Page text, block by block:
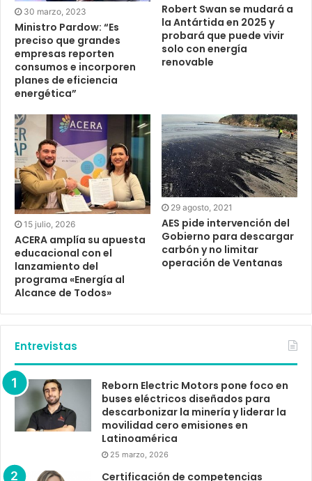
30 marzo, 2023
Ministro Pardow: “Es
preciso que grandes
empresas reporten
consumos e incorporen
planes de eficiencia
energética”
Robert Swan se mudará a
la Antártida en 2025 y
probará que puede vivir
solo con energía
renovable
15 julio, 2026
ACERA amplía su apuesta
educacional con el
lanzamiento del
programa «Energía al
Alcance de Todos»
29 agosto, 2021
AES pide intervención del
Gobierno para descargar
carbón y no limitar
operación de Ventanas
Entrevistas
Reborn Electric Motors pone foco en
buses eléctricos diseñados para
descarbonizar la minería y liderar la
movilidad cero emisiones en
Latinoamérica
25 marzo, 2026
Certificación de competencias